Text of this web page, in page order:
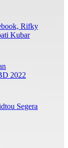
Rifky
Kubar
2022
Segera